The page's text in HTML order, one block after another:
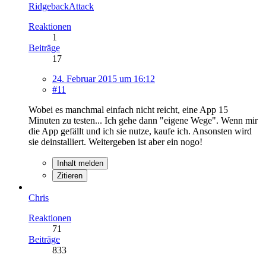
RidgebackAttack
Reaktionen
1
Beiträge
17
24. Februar 2015 um 16:12
#11
Wobei es manchmal einfach nicht reicht, eine App 15
Minuten zu testen... Ich gehe dann "eigene Wege". Wenn mir
die App gefällt und ich sie nutze, kaufe ich. Ansonsten wird
sie deinstalliert. Weitergeben ist aber ein nogo!
Inhalt melden
Zitieren
Chris
Reaktionen
71
Beiträge
833